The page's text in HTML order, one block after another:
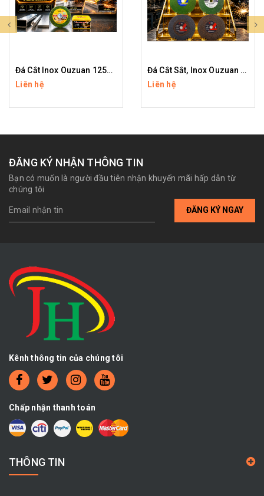
Đá Cắt Inox Ouzuan 125mm – Cắt Sắc Bén, Ít Ba Via, Độ Bền Cao
Liên hệ
Đá Cắt Sắt, Inox Ouzuan 400mm (Màu Xanh, Đen)
Liên hệ
ĐĂNG KÝ NHẬN THÔNG TIN
Bạn có muốn là người đầu tiên nhận khuyến mãi hấp dẫn từ
chúng tôi
ĐĂNG KÝ NGAY
Kênh thông tin của chúng tôi
Chấp nhận thanh toán
THÔNG TIN